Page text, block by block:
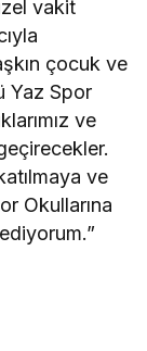
vakit
çocuk ve
Yaz Spor
ve
ve
Okullarına